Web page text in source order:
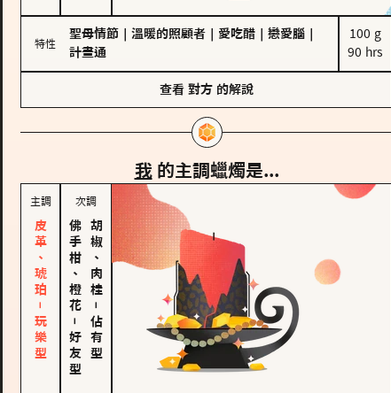
特性
聖母情節 溫暖的照顧者 愛吃醋 戀愛腦
計畫通
100 g
90 hrs
查看 對方 的解說
我 的主調蠟燭是...
主調
皮革、琥珀－玩樂型
次調
佛手柑、橙花
－
好友型
胡椒、肉桂
－
佔有型